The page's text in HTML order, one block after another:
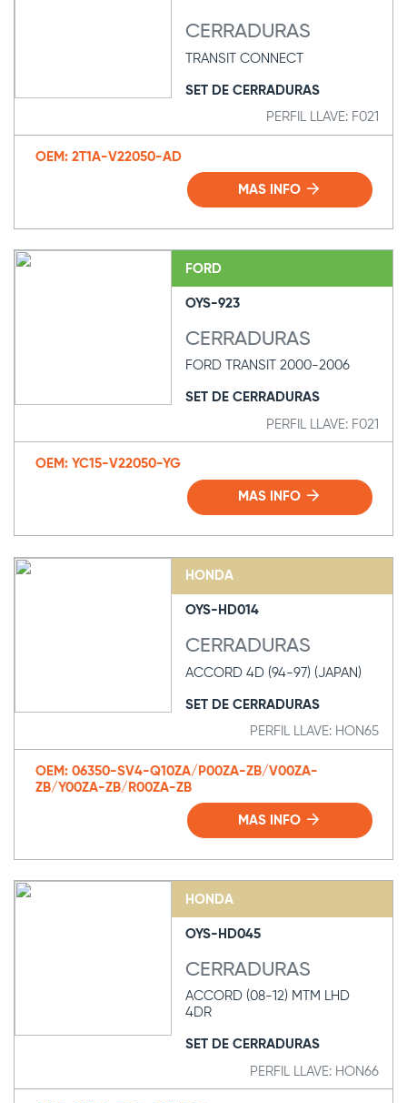
CERRADURAS
TRANSIT CONNECT
SET DE CERRADURAS
PERFIL LLAVE: F021
OEM: 2T1A-V22050-AD
MAS INFO
FORD
OYS-923
CERRADURAS
FORD TRANSIT 2000-2006
SET DE CERRADURAS
PERFIL LLAVE: F021
OEM: YC15-V22050-YG
MAS INFO
HONDA
OYS-HD014
CERRADURAS
ACCORD 4D (94-97) (JAPAN)
SET DE CERRADURAS
PERFIL LLAVE: HON65
OEM: 06350-SV4-Q10ZA/P00ZA-ZB/V00ZA-
ZB/Y00ZA-ZB/R00ZA-ZB
MAS INFO
HONDA
OYS-HD045
CERRADURAS
ACCORD (08-12) MTM LHD
4DR
SET DE CERRADURAS
PERFIL LLAVE: HON66